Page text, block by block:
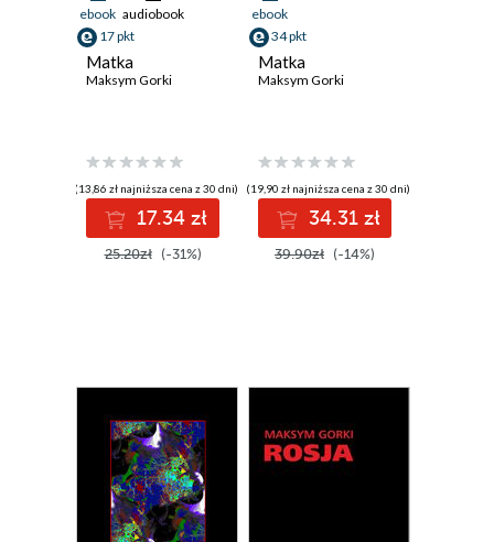
ebook audiobook
17 pkt
Matka
Maksym Gorki
(13,86 zł najniższa cena z 30 dni)
17.34 zł
25.20zł (-31%)
ebook
34 pkt
Matka
Maksym Gorki
(19,90 zł najniższa cena z 30 dni)
34.31 zł
39.90zł (-14%)